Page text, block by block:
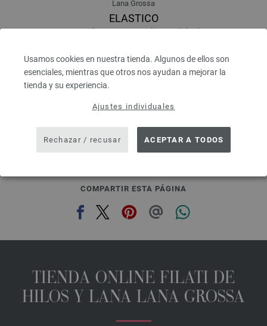
Usamos cookies en nuestra tienda. Algunos de ellos son
esenciales, mientras que otros nos ayudan a mejorar la
tienda y su experiencia.
Ajustes individuales
Rechazar / recusar ACEPTAR A TODOS
Lana Grossa
ELASTICO
96 % Algodón, 4 % Poliéster (elité)
Grosor de las agujas: 3,5 - 4,5
4,16 €
IVA no incluido, más gastos de envío, Precio base:
prev next
COMPARTIR ESTA PÁGINA
TIENDA ONLINE FILATI DE
HILOS Y LANA LANA GROSSA